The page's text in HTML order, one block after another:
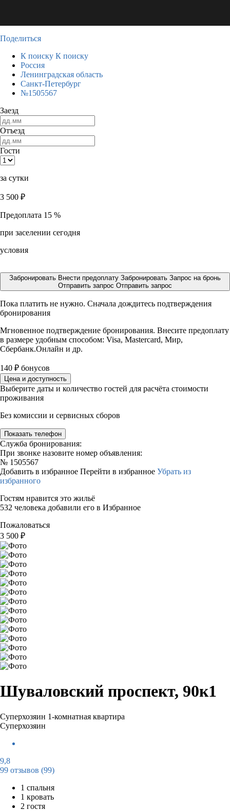
Поделиться
К поиску К поиску
Россия
Ленинградская область
Санкт-Петербург
№1505567
Заезд
Отъезд
Гости
за сутки
3 500 ₽
Предоплата 15 %
при заселении сегодня
условия
Забронировать Внести предоплату Забронировать Запрос на бронь
Отправить запрос Отправить запрос
Пока платить не нужно. Сначала дождитесь подтверждения
бронирования
Мгновенное подтверждение бронирования. Внесите предоплату
в размере удобным способом: Visa, Mastercard, Мир,
Сбербанк.Онлайн и др.
140 ₽ бонусов
Цена и доступность
Выберите даты и количество гостей для расчёта стоимости
проживания
Без комиссии и сервисных сборов
Показать телефон
Служба бронирования:
При звонке назовите номер объявления:
№ 1505567
Добавить в избранное Перейти в избранное Убрать из
избранного
Гостям нравится это жильё
532 человека добавили его в Избранное
Пожаловаться
3 500 ₽
Шуваловский проспект, 90к1
Суперхозяин 1-комнатная квартира
Суперхозяин
9,8
99 отзывов (99)
1 спальня
1 кровать
2 гостя